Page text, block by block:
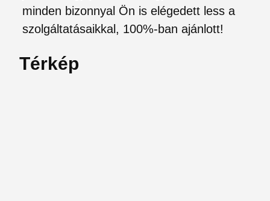
minden bizonnyal Ön is elégedett less a
szolgáltatásaikkal, 100%-ban ajánlott!
Térkép